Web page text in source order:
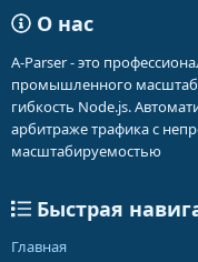
О нас
A-Parser - это
промышленного
гибкость Node.js.
арбитраже трафика с
масштабируемостью
Быстрая
Главная